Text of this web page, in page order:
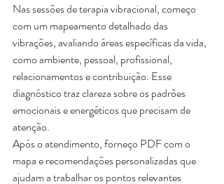
Nas sessões de terapia vibracional, começo
com um mapeamento detalhado das
vibrações, avaliando áreas específicas da vida,
como ambiente, pessoal, profissional,
relacionamentos e contribuição. Esse
diagnóstico traz clareza sobre os padrões
emocionais e energéticos que precisam de
atenção.
Após o atendimento, forneço PDF com o
mapa e recomendações personalizadas que
ajudam a trabalhar os pontos relevantes